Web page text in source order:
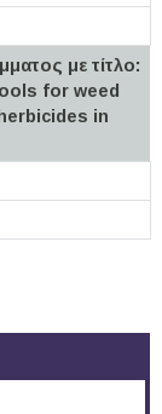
με τίτλο:
for weed
in